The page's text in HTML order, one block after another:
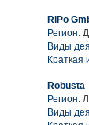
RiPo
Регион:
Виды
Robusta
Регион:
Виды